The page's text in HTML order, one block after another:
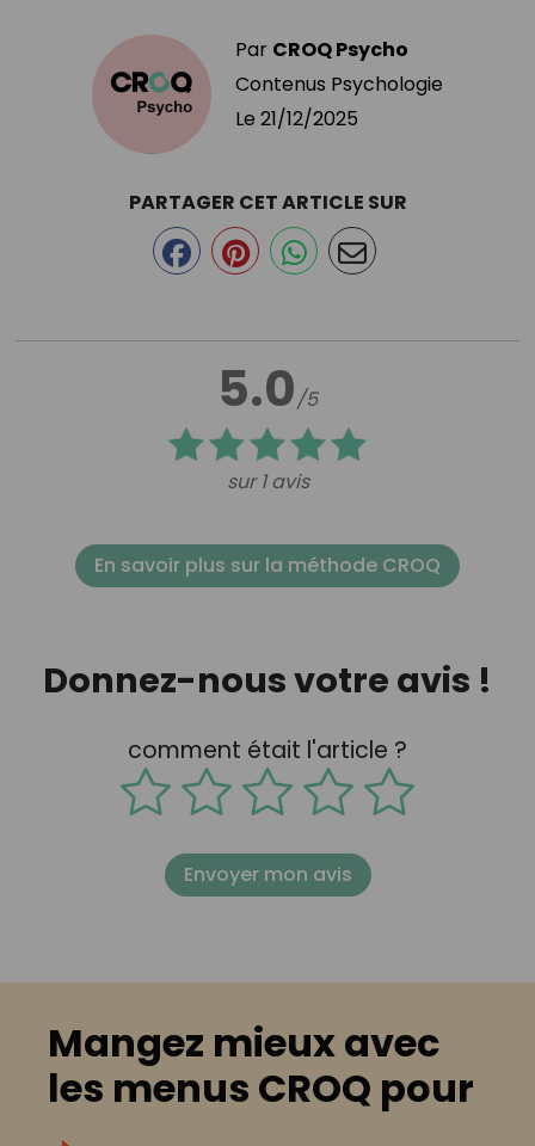
Par CROQ Psycho
Contenus Psychologie
Le 21/12/2025
5.0/5
sur 1 avis
PARTAGER CET ARTICLE SUR
En savoir plus sur la méthode CROQ
Donnez-nous votre avis !
comment était l'article ?
Envoyer mon avis
Mangez mieux avec
les menus CROQ pour